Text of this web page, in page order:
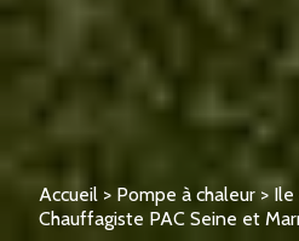
Accueil > Pompe à chaleur > Ile
Chauffagiste PAC Seine et